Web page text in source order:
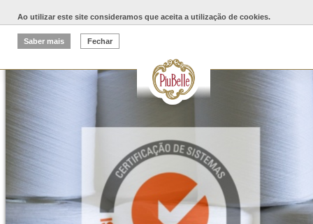
Ao utilizar este site consideramos que aceita a utilização de cookies.
Saber mais Fechar
Media Area